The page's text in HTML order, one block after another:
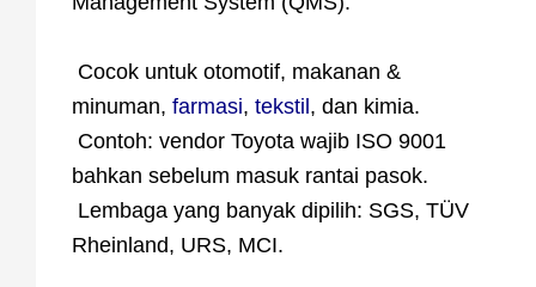
Cocok untuk otomotif, makanan &
minuman, farmasi, tekstil , dan kimia.
Contoh: vendor Toyota wajib ISO 9001
bahkan sebelum masuk rantai pasok.
Lembaga yang banyak dipilih: SGS, TÜV
Rheinland, URS, MCI.